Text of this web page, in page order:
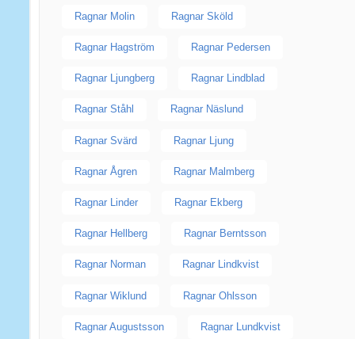
Ragnar Molin Ragnar Sköld
Ragnar Hagström Ragnar Pedersen
Ragnar Ljungberg Ragnar Lindblad
Ragnar Ståhl Ragnar Näslund
Ragnar Svärd Ragnar Ljung
Ragnar Ågren Ragnar Malmberg
Ragnar Linder Ragnar Ekberg
Ragnar Hellberg Ragnar Berntsson
Ragnar Norman Ragnar Lindkvist
Ragnar Wiklund Ragnar Ohlsson
Ragnar Augustsson Ragnar Lundkvist